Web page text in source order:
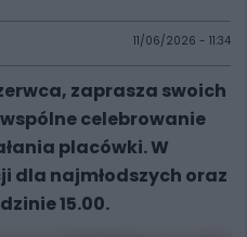
11/06/2026 - 11:34
zaprasza swoich
celebrowanie
placówki. W
dla najmłodszych oraz
15.00.